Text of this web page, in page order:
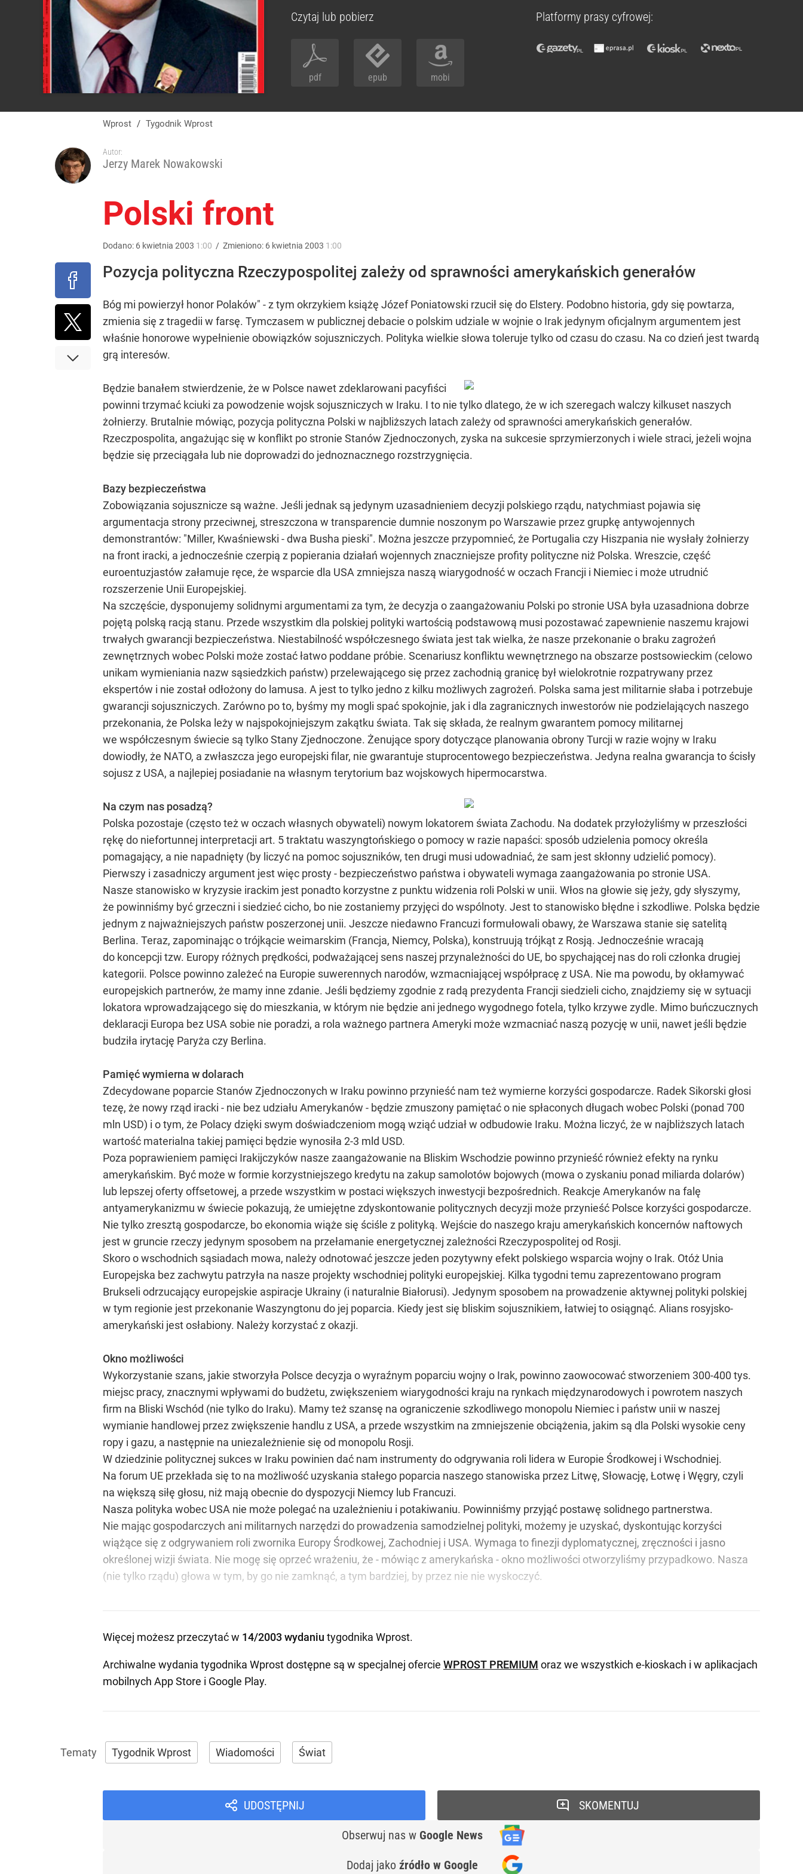
Czytaj lub pobierz
pdf epub mobi
Platformy prasy cyfrowej:
Wprost / Tygodnik Wprost
Autor:
Jerzy Marek Nowakowski
Polski front
Dodano: 6 kwietnia 2003 1:00 / Zmieniono: 6 kwietnia 2003 1:00
Pozycja polityczna Rzeczypospolitej zależy od sprawności amerykańskich generałów
Bóg mi powierzył honor Polaków" - z tym okrzykiem książę Józef Poniatowski rzucił się do Elstery. Podobno historia, gdy się powtarza,
zmienia się z tragedii w farsę. Tymczasem w publicznej debacie o polskim udziale w wojnie o Irak jedynym oficjalnym argumentem jest
właśnie honorowe wypełnienie obowiązków sojuszniczych. Polityka wielkie słowa toleruje tylko od czasu do czasu. Na co dzień jest twardą
grą interesów.
Będzie banałem stwierdzenie, że w Polsce nawet zdeklarowani pacyfiści
powinni trzymać kciuki za powodzenie wojsk sojuszniczych w Iraku. I to nie tylko dlatego, że w ich szeregach walczy kilkuset naszych
żołnierzy. Brutalnie mówiąc, pozycja polityczna Polski w najbliższych latach zależy od sprawności amerykańskich generałów.
Rzeczpospolita, angażując się w konflikt po stronie Stanów Zjednoczonych, zyska na sukcesie sprzymierzonych i wiele straci, jeżeli wojna
będzie się przeciągała lub nie doprowadzi do jednoznacznego rozstrzygnięcia.
Bazy bezpieczeństwa
Zobowiązania sojusznicze są ważne. Jeśli jednak są jedynym uzasadnieniem decyzji polskiego rządu, natychmiast pojawia się
argumentacja strony przeciwnej, streszczona w transparencie dumnie noszonym po Warszawie przez grupkę antywojennych
demonstrantów: "Miller, Kwaśniewski - dwa Busha pieski". Można jeszcze przypomnieć, że Portugalia czy Hiszpania nie wysłały żołnierzy
na front iracki, a jednocześnie czerpią z popierania działań wojennych znaczniejsze profity polityczne niż Polska. Wreszcie, część
euroentuzjastów załamuje ręce, że wsparcie dla USA zmniejsza naszą wiarygodność w oczach Francji i Niemiec i może utrudnić
rozszerzenie Unii Europejskiej.
Na szczęście, dysponujemy solidnymi argumentami za tym, że decyzja o zaangażowaniu Polski po stronie USA była uzasadniona dobrze
pojętą polską racją stanu. Przede wszystkim dla polskiej polityki wartością podstawową musi pozostawać zapewnienie naszemu krajowi
trwałych gwarancji bezpieczeństwa. Niestabilność współczesnego świata jest tak wielka, że nasze przekonanie o braku zagrożeń
zewnętrznych wobec Polski może zostać łatwo poddane próbie. Scenariusz konfliktu wewnętrznego na obszarze postsowieckim (celowo
unikam wymieniania nazw sąsiedzkich państw) przelewającego się przez zachodnią granicę był wielokrotnie rozpatrywany przez
ekspertów i nie został odłożony do lamusa. A jest to tylko jedno z kilku możliwych zagrożeń. Polska sama jest militarnie słaba i potrzebuje
gwarancji sojuszniczych. Zarówno po to, byśmy my mogli spać spokojnie, jak i dla zagranicznych inwestorów nie podzielających naszego
przekonania, że Polska leży w najspokojniejszym zakątku świata. Tak się składa, że realnym gwarantem pomocy militarnej
we współczesnym świecie są tylko Stany Zjednoczone. Żenujące spory dotyczące planowania obrony Turcji w razie wojny w Iraku
dowiodły, że NATO, a zwłaszcza jego europejski filar, nie gwarantuje stuprocentowego bezpieczeństwa. Jedyna realna gwarancja to ścisły
sojusz z USA, a najlepiej posiadanie na własnym terytorium baz wojskowych hipermocarstwa.
Na czym nas posadzą?
Polska pozostaje (często też w oczach własnych obywateli) nowym lokatorem świata Zachodu. Na dodatek przyłożyliśmy w przeszłości
rękę do niefortunnej interpretacji art. 5 traktatu waszyngtońskiego o pomocy w razie napaści: sposób udzielenia pomocy określa
pomagający, a nie napadnięty (by liczyć na pomoc sojuszników, ten drugi musi udowadniać, że sam jest skłonny udzielić pomocy).
Pierwszy i zasadniczy argument jest więc prosty - bezpieczeństwo państwa i obywateli wymaga zaangażowania po stronie USA.
Nasze stanowisko w kryzysie irackim jest ponadto korzystne z punktu widzenia roli Polski w unii. Włos na głowie się jeży, gdy słyszymy,
że powinniśmy być grzeczni i siedzieć cicho, bo nie zostaniemy przyjęci do wspólnoty. Jest to stanowisko błędne i szkodliwe. Polska będzie
jednym z najważniejszych państw poszerzonej unii. Jeszcze niedawno Francuzi formułowali obawy, że Warszawa stanie się satelitą
Berlina. Teraz, zapominając o trójkącie weimarskim (Francja, Niemcy, Polska), konstruują trójkąt z Rosją. Jednocześnie wracają
do koncepcji tzw. Europy różnych prędkości, podważającej sens naszej przynależności do UE, bo spychającej nas do roli członka drugiej
kategorii. Polsce powinno zależeć na Europie suwerennych narodów, wzmacniającej współpracę z USA. Nie ma powodu, by okłamywać
europejskich partnerów, że mamy inne zdanie. Jeśli będziemy zgodnie z radą prezydenta Francji siedzieli cicho, znajdziemy się w sytuacji
lokatora wprowadzającego się do mieszkania, w którym nie będzie ani jednego wygodnego fotela, tylko krzywe zydle. Mimo buńczucznych
deklaracji Europa bez USA sobie nie poradzi, a rola ważnego partnera Ameryki może wzmacniać naszą pozycję w unii, nawet jeśli będzie
budziła irytację Paryża czy Berlina.
Pamięć wymierna w dolarach
Zdecydowane poparcie Stanów Zjednoczonych w Iraku powinno przynieść nam też wymierne korzyści gospodarcze. Radek Sikorski głosi
tezę, że nowy rząd iracki - nie bez udziału Amerykanów - będzie zmuszony pamiętać o nie spłaconych długach wobec Polski (ponad 700
mln USD) i o tym, że Polacy dzięki swym doświadczeniom mogą wziąć udział w odbudowie Iraku. Można liczyć, że w najbliższych latach
wartość materialna takiej pamięci będzie wynosiła 2-3 mld USD.
Poza poprawieniem pamięci Irakijczyków nasze zaangażowanie na Bliskim Wschodzie powinno przynieść również efekty na rynku
amerykańskim. Być może w formie korzystniejszego kredytu na zakup samolotów bojowych (mowa o zyskaniu ponad miliarda dolarów)
lub lepszej oferty offsetowej, a przede wszystkim w postaci większych inwestycji bezpośrednich. Reakcje Amerykanów na falę
antyamerykanizmu w świecie pokazują, że umiejętne zdyskontowanie politycznych decyzji może przynieść Polsce korzyści gospodarcze.
Nie tylko zresztą gospodarcze, bo ekonomia wiąże się ściśle z polityką. Wejście do naszego kraju amerykańskich koncernów naftowych
jest w gruncie rzeczy jedynym sposobem na przełamanie energetycznej zależności Rzeczypospolitej od Rosji.
Skoro o wschodnich sąsiadach mowa, należy odnotować jeszcze jeden pozytywny efekt polskiego wsparcia wojny o Irak. Otóż Unia
Europejska bez zachwytu patrzyła na nasze projekty wschodniej polityki europejskiej. Kilka tygodni temu zaprezentowano program
Brukseli odrzucający europejskie aspiracje Ukrainy (i naturalnie Białorusi). Jedynym sposobem na prowadzenie aktywnej polityki polskiej
w tym regionie jest przekonanie Waszyngtonu do jej poparcia. Kiedy jest się bliskim sojusznikiem, łatwiej to osiągnąć. Alians rosyjsko-
amerykański jest osłabiony. Należy korzystać z okazji.
Okno możliwości
Wykorzystanie szans, jakie stworzyła Polsce decyzja o wyraźnym poparciu wojny o Irak, powinno zaowocować stworzeniem 300-400 tys.
miejsc pracy, znacznymi wpływami do budżetu, zwiększeniem wiarygodności kraju na rynkach międzynarodowych i powrotem naszych
firm na Bliski Wschód (nie tylko do Iraku). Mamy też szansę na ograniczenie szkodliwego monopolu Niemiec i państw unii w naszej
wymianie handlowej przez zwiększenie handlu z USA, a przede wszystkim na zmniejszenie obciążenia, jakim są dla Polski wysokie ceny
ropy i gazu, a następnie na uniezależnienie się od monopolu Rosji.
W dziedzinie politycznej sukces w Iraku powinien dać nam instrumenty do odgrywania roli lidera w Europie Środkowej i Wschodniej.
Na forum UE przekłada się to na możliwość uzyskania stałego poparcia naszego stanowiska przez Litwę, Słowację, Łotwę i Węgry, czyli
na większą siłę głosu, niż mają obecnie do dyspozycji Niemcy lub Francuzi.
Nasza polityka wobec USA nie może polegać na uzależnieniu i potakiwaniu. Powinniśmy przyjąć postawę solidnego partnerstwa.
Nie mając gospodarczych ani militarnych narzędzi do prowadzenia samodzielnej polityki, możemy je uzyskać, dyskontując korzyści
wiążące się z odgrywaniem roli zwornika Europy Środkowej, Zachodniej i USA. Wymaga to finezji dyplomatycznej, zręczności i jasno
określonej wizji świata. Nie mogę się oprzeć wrażeniu, że - mówiąc z amerykańska - okno możliwości otworzyliśmy przypadkowo. Nasza
(nie tylko rządu) głowa w tym, by go nie zamknąć, a tym bardziej, by przez nie nie wyskoczyć.
Więcej możesz przeczytać w 14/2003 wydaniu tygodnika Wprost.
Archiwalne wydania tygodnika Wprost dostępne są w specjalnej ofercie WPROST PREMIUM oraz we wszystkich e-kioskach i w aplikacjach
mobilnych App Store i Google Play.
Tygodnik Wprost Wiadomości Świat
UDOSTĘPNIJ
Obserwuj nas w Google News
Dodaj jako źródło w Google
SKOMENTUJ